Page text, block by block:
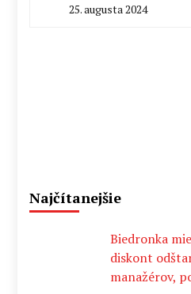
25. augusta 2024
Najčítanejšie
Biedronka
diskont
manažérov,